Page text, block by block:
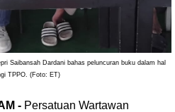
Saibansah Dardani bahas peluncuran buku dalam hal
TPPO. (Foto: ET)
- Persatuan Wartawan